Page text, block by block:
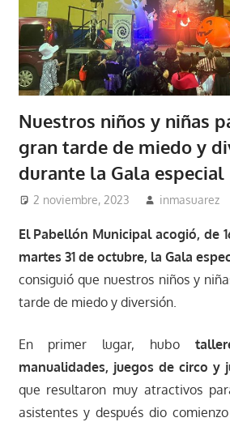
Nuestros niños y niñas
gran tarde de miedo y
durante la Gala
2 noviembre, 2023 inmasuarez
El Pabellón Municipal acogió, de
martes 31 de octubre, la Gala
consiguió que nuestros niños y
tarde de miedo y diversión.
En primer lugar, hubo
manualidades, juegos de circo y
que resultaron muy atractivos
asistentes y después dio comienzo